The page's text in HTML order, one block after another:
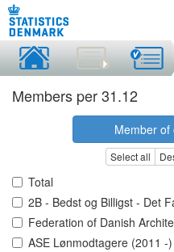
Members per 31.12
Member
Select all
Total
2B - Bedst og Billigst - Det
Federation of Danish
ASE Lønmodtagere (2011 -)